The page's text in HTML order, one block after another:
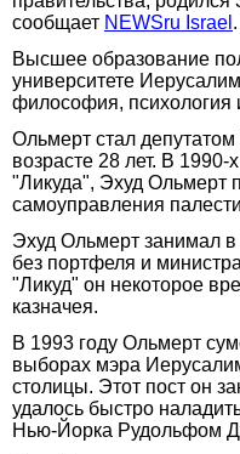
сообщает NEWSru Israel .
Высшее образование
университете
философия, психология
Ольмерт стал депутатом
возрасте 28 лет. В 1990-
"Ликуда", Эхуд Ольмерт
самоуправления
Эхуд Ольмерт занимал
без портфеля и
"Ликуд" он некоторое
казначея.
В 1993 году Ольмерт
выборах мэра
столицы. Этот пост он
удалось быстро
Нью-Йорка Рудольфом